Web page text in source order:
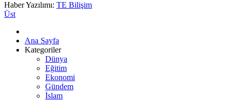
Haber Yazılımı: TE Bilişim
Üst
Ana Sayfa
Kategoriler
Dünya
Eğitim
Ekonomi
Gündem
İslam